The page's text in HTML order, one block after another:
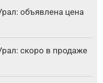
объявлена цена
скоро в продаже